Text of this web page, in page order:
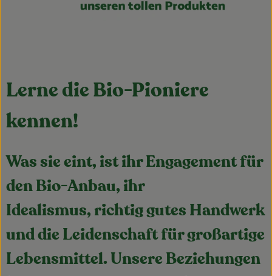
Lerne die Bio-Pioniere
kennen!
Was sie eint, ist ihr Engagement für
den Bio-Anbau, ihr
Idealismus, richtig gutes Handwerk
und die Leidenschaft für großartige
Lebensmittel. Unsere Beziehungen